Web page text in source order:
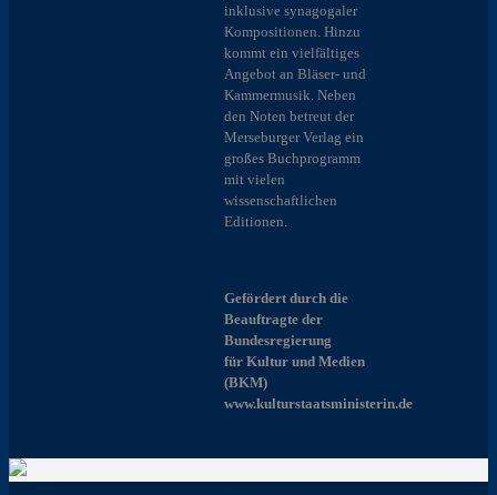
inklusive synagogaler
Kompositionen. Hinzu
kommt ein vielfältiges
Angebot an Bläser- und
Kammermusik. Neben
den Noten betreut der
Merseburger Verlag ein
großes Buchprogramm
mit vielen
wissenschaftlichen
Editionen.
Gefördert durch die
Beauftragte der
Bundesregierung
für Kultur und Medien
(BKM)
www.kulturstaatsministerin.de